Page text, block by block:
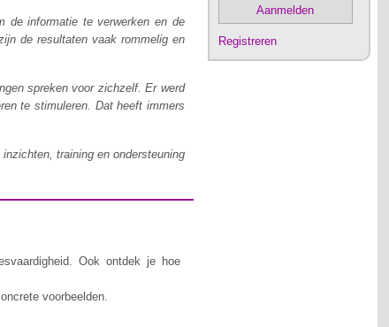
Aanmelden
Registreren
informatie te verwerken en de
de resultaten vaak rommelig en
spreken voor zichzelf. Er werd
te stimuleren. Dat heeft immers
training en ondersteuning
Ook ontdek je hoe
voorbeelden.